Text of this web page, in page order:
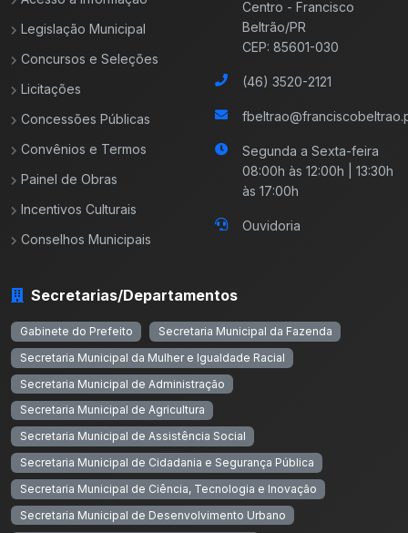
Legislação Municipal
Concursos e Seleções
Licitações
Concessões Públicas
Convênios e Termos
Painel de Obras
Incentivos Culturais
Conselhos Municipais
Centro - Francisco
Beltrão/PR
CEP: 85601-030
(46) 3520-2121
Segunda a Sexta-feira
08:00h às 12:00h | 13:30h
às 17:00h
Ouvidoria
Secretarias/Departamentos
Gabinete do Prefeito
Secretaria Municipal da Fazenda
Secretaria Municipal da Mulher e Igualdade Racial
Secretaria Municipal de Administração
Secretaria Municipal de Agricultura
Secretaria Municipal de Assistência Social
Secretaria Municipal de Cidadania e Segurança Pública
Secretaria Municipal de Ciência, Tecnologia e Inovação
Secretaria Municipal de Desenvolvimento Urbano